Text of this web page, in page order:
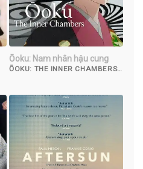
Ōoku: Nam nhân hậu cung
ŌOKU: THE INNER CHAMBERS